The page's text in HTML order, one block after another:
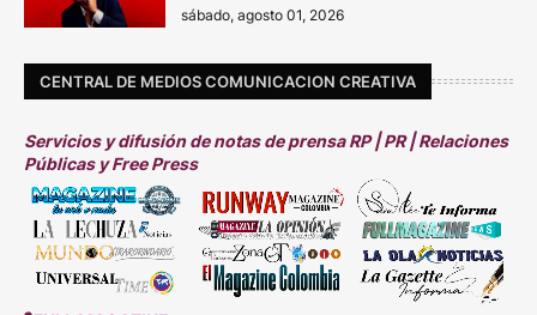
sábado, agosto 01, 2026
CENTRAL DE MEDIOS COMUNICACION CREATIVA
Servicios y difusión de notas de prensa RP | PR | Relaciones
Públicas y Free Press